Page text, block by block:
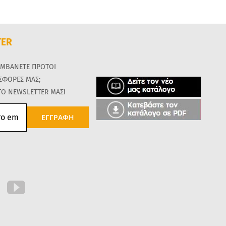
ΠΡΩΤΟΙ
ΜΑΣ;
NEWSLETTER ΜΑΣ!
ΕΓΓΡΑΦΗ